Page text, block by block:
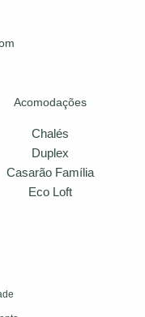
Acomodações
Chalés
Duplex
Casarão Família
Eco Loft